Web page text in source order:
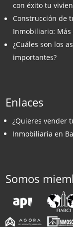
con éxito tu
Construcción de
Inmobiliario: Más
¿Cuáles son los
importantes?
Enlaces
¿Quieres vender
Inmobiliaria en
Somos